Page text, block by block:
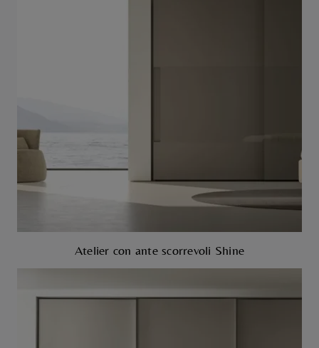
Atelier con ante scorrevoli Shine